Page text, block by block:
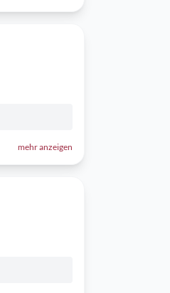
mehr anzeigen